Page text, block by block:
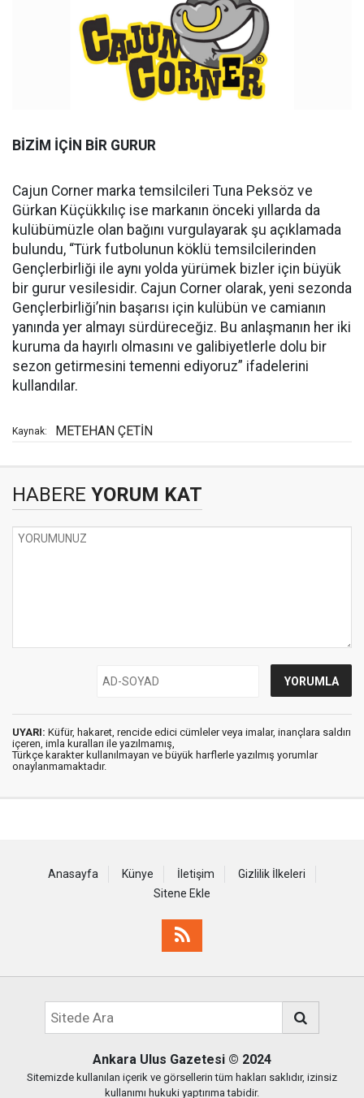
BİZİM İÇİN BİR GURUR
Cajun Corner marka temsilcileri Tuna Peksöz ve
Gürkan Küçükkılıç ise markanın önceki yıllarda da
kulübümüzle olan bağını vurgulayarak şu açıklamada
bulundu, “Türk futbolunun köklü temsilcilerinden
Gençlerbirliği ile aynı yolda yürümek bizler için büyük
bir gurur vesilesidir. Cajun Corner olarak, yeni sezonda
Gençlerbirliği’nin başarısı için kulübün ve camianın
yanında yer almayı sürdüreceğiz. Bu anlaşmanın her iki
kuruma da hayırlı olmasını ve galibiyetlerle dolu bir
sezon getirmesini temenni ediyoruz” ifadelerini
kullandılar.
Kaynak: METEHAN ÇETİN
HABERE YORUM KAT
UYARI: Küfür, hakaret, rencide edici cümleler veya imalar, inançlara saldırı
içeren, imla kuralları ile yazılmamış,
Türkçe karakter kullanılmayan ve büyük harflerle yazılmış yorumlar
onaylanmamaktadır.
Anasayfa Künye İletişim
Gizlilik İlkeleri
Sitene Ekle
Ankara Ulus Gazetesi © 2024
Sitemizde kullanılan içerik ve görsellerin tüm hakları saklıdır, izinsiz
kullanımı hukuki yaptırıma tabidir.